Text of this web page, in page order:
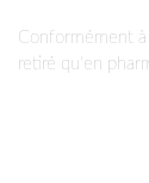
Conformément
retiré qu'en